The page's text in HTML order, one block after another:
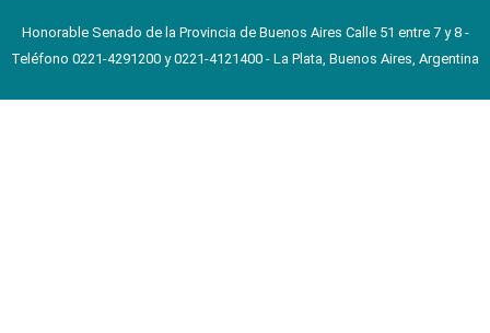
Honorable Senado de la Provincia de Buenos Aires Calle 51 entre 7 y 8 -
Teléfono 0221-4291200 y 0221-4121400 - La Plata, Buenos Aires, Argentina